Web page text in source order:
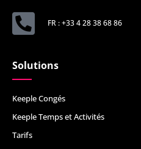
FR : +33 4 28 38 68 86
Solutions
Keeple Congés
Keeple Temps et Activités
Tarifs